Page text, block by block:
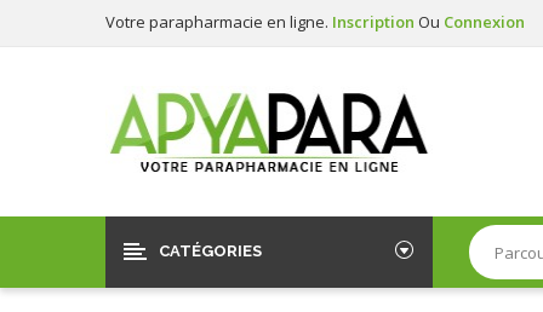
Votre parapharmacie en ligne. Inscription Ou Connexion
CATÉGORIES